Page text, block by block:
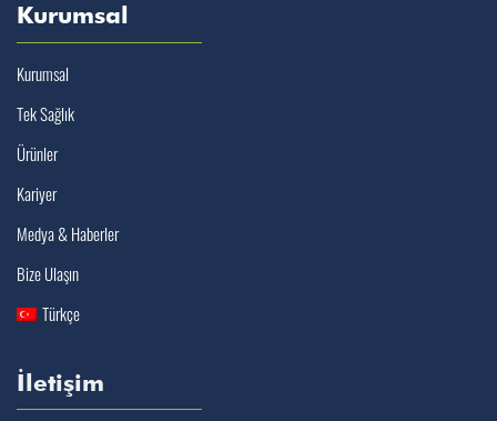
Kurumsal
Kurumsal
Tek Sağlık
Ürünler
Kariyer
Medya & Haberler
Bize Ulaşın
Türkçe
İletişim